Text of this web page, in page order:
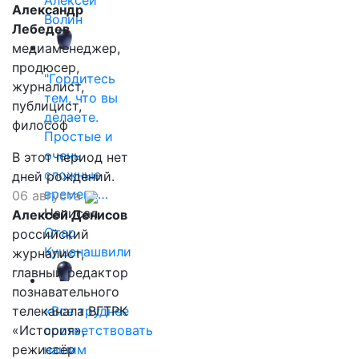
Волин
"Гордитесь
тем, что вы
делаете.
Простые и
очень
сложные
времена…
Написал
Отар
Кушанашвили
«Все труднее
соответствовать
нашим
Александр
Лебедев
медиаменеджер,
продюсер,
журналист,
публицист,
философ
В этот период нет
дней рождений.
06 августа
Алексей Денисов
российский
журналист,
главный редактор
познавательного
телеканала ВГТРК
«История»,
режиссёр